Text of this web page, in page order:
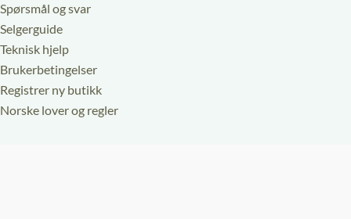
Spørsmål og svar
Selgerguide
Teknisk hjelp
Brukerbetingelser
Registrer ny butikk
Norske lover og regler